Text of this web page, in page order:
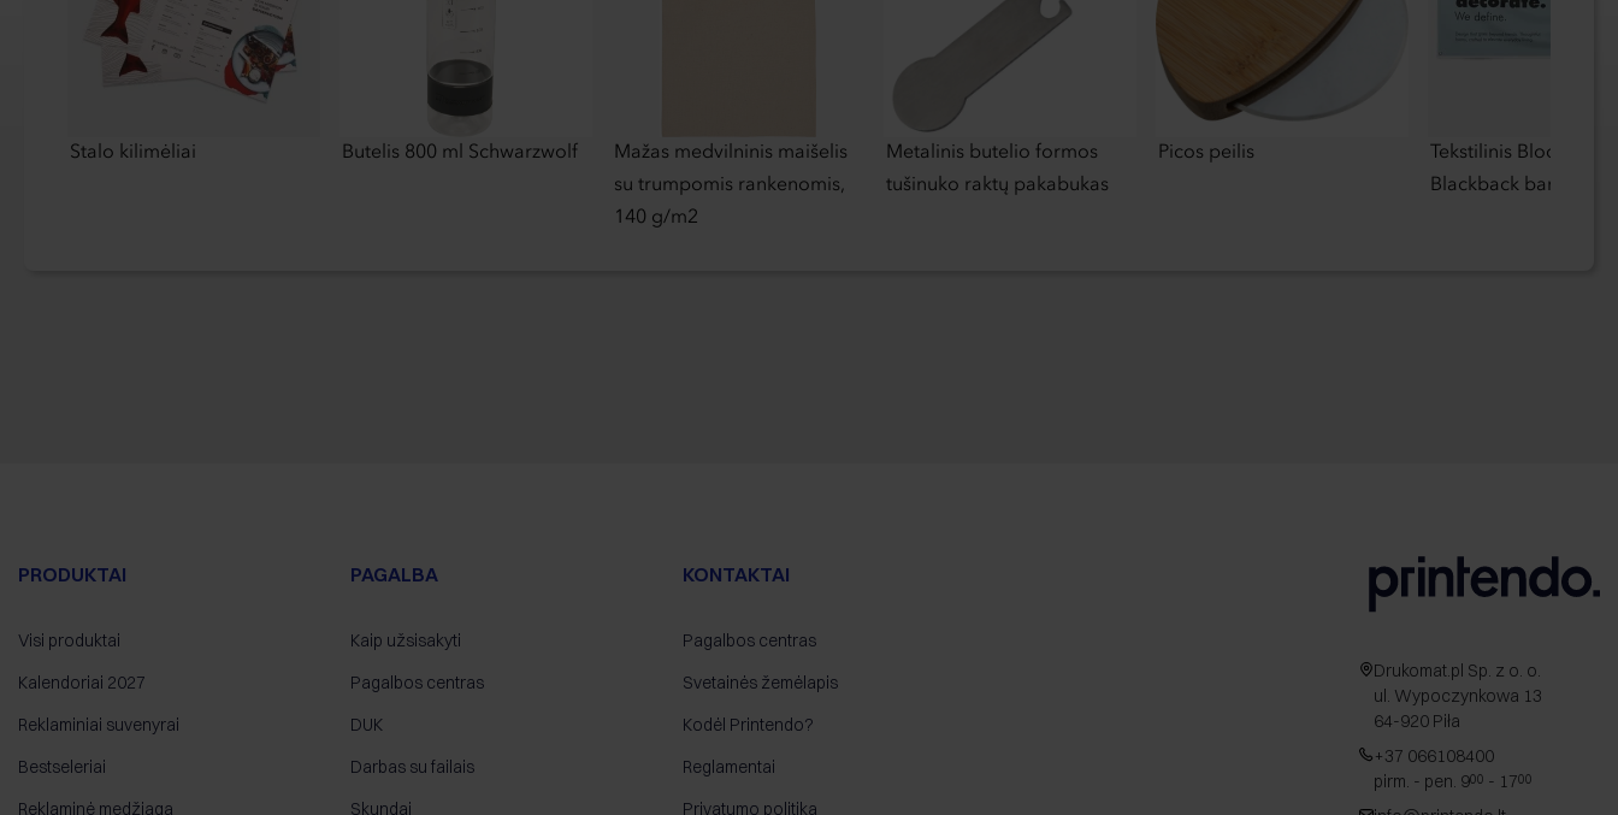
Stalo kilimėliai Butelis 800 ml Schwarzwolf
Mažas medvilninis maišelis
su trumpomis rankenomis,
140 g/m2
Metalinis butelio formos
tušinuko raktų pakabukas
Picos peilis
Tekstilinis Blockout
Blackback baneris
PRODUKTAI
Visi produktai
Kalendoriai 2027
Reklaminiai suvenyrai
Bestseleriai
Reklaminė medžiaga
PAGALBA
Kaip užsisakyti
Pagalbos centras
DUK
Darbas su failais
Skundai
KONTAKTAI
Pagalbos centras
Svetainės žemėlapis
Kodėl Printendo?
Reglamentai
Privatumo politika
Drukomat.pl Sp. z o. o.
ul. Wypoczynkowa 13
64-920 Piła
+37 066108400
pirm. - pen. 900 - 1700